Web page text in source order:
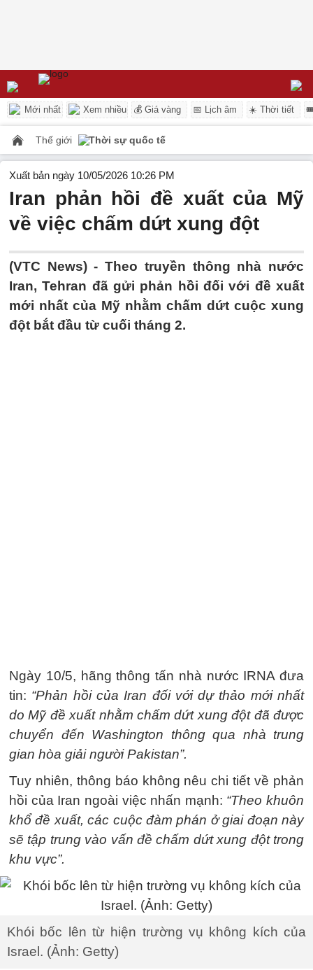
Mới nhất Xem nhiều 💰 Giá vàng 📅 Lịch âm ☀️ Thời tiết
Thế giới Thời sự quốc tế
Xuất bản ngày 10/05/2026 10:26 PM
Iran phản hồi đề xuất của Mỹ
về việc chấm dứt xung đột
(VTC News) -Theo truyền thông nhà nước
Iran, Tehran đã gửi phản hồi đối với đề xuất
mới nhất của Mỹ nhằm chấm dứt cuộc xung
đột bắt đầu từ cuối tháng 2.
Ngày 10/5, hãng thông tấn nhà nước IRNA đưa
tin: “Phản hồi của Iran đối với dự thảo mới nhất
do Mỹ đề xuất nhằm chấm dứt xung đột đã được
chuyển đến Washington thông qua nhà trung
gian hòa giải người Pakistan”.
Tuy nhiên, thông báo không nêu chi tiết về phản
hồi của Iran ngoài việc nhấn mạnh: “Theo khuôn
khổ đề xuất, các cuộc đàm phán ở giai đoạn này
sẽ tập trung vào vấn đề chấm dứt xung đột trong
khu vực”.
Khói bốc lên từ hiện trường vụ không kích của
Israel. (Ảnh: Getty)